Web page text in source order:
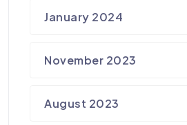
January 2024
November 2023
August 2023